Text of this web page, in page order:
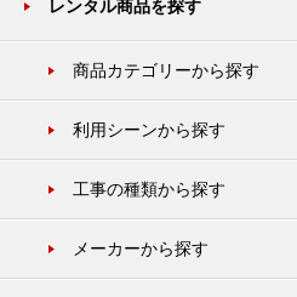
レンタル商品を探す
商品カテゴリーから探す
利用シーンから探す
工事の種類から探す
メーカーから探す